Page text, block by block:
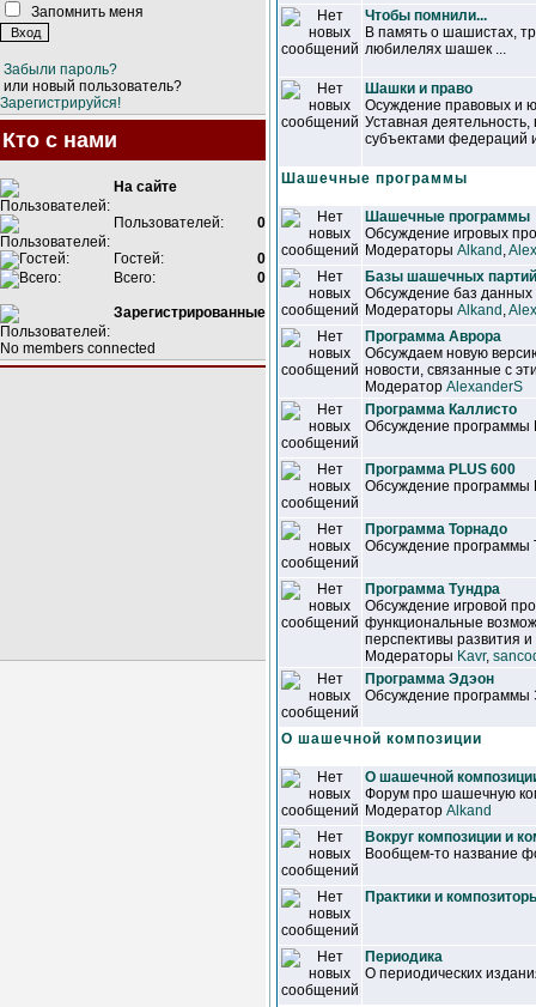
Запомнить меня
Забыли пароль?
или новый пользователь?
Зарегистрируйся!
Кто с нами
На сайте
Пользователей: 0
Гостей:
0
Всего:
0
Зарегистрированные
No members connected
Чтобы помнили...
В память о шашистах,
любилелях шашек ...
Шашки и право
Осуждение правовых и
Уставная
субъектами федераций
Шашечные программы
Шашечные программы
Обсуждение игровых
Модераторы Alkand ,
Базы шашечных партий
Обсуждение баз
Модераторы Alkand ,
Программа Аврора
Обсуждаем новую
новости, связанные с
Модератор AlexanderS
Программа Каллисто
Обсуждение программы
Программа PLUS 600
Обсуждение программы
Программа Торнадо
Обсуждение программы
Программа Тундра
Обсуждение игровой
функциональные
перспективы развития и
Модераторы Kavr,
Программа Эдэон
Обсуждение программы
О шашечной композиции
О шашечной
Форум про шашечную
Модератор Alkand
Вокруг композиции и
Вообщем-то название
Практики и
Периодика
О периодических